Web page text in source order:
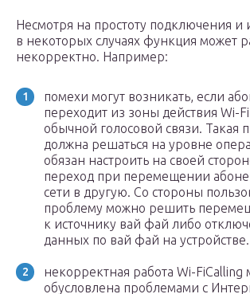
Несмотря на простоту подключения и
в некоторых случаях функция может
некорректно. Например:
помехи могут возникать, если
переходит из зоны действия Wi-
обычной голосовой связи. Такая
должна решаться на уровне
обязан настроить на своей
переход при перемещении
сети в другую. Со стороны
проблему можно решить
к источнику вай фай либо
данных по вай фай на устройстве.
некорректная работа Wi-FiCalling
обусловлена проблемами с